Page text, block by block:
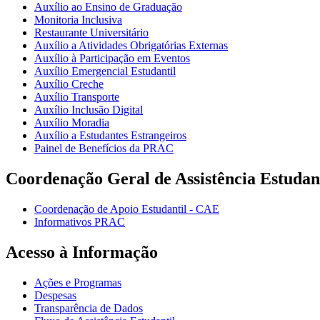
Auxílio ao Ensino de Graduação
Monitoria Inclusiva
Restaurante Universitário
Auxílio a Atividades Obrigatórias Externas
Auxílio à Participação em Eventos
Auxílio Emergencial Estudantil
Auxílio Creche
Auxílio Transporte
Auxílio Inclusão Digital
Auxílio Moradia
Auxílio a Estudantes Estrangeiros
Painel de Benefícios da PRAC
Coordenação Geral de Assistência
Coordenação de Apoio Estudantil - CAE
Informativos PRAC
Acesso à Informação
Ações e Programas
Despesas
Transparência de Dados